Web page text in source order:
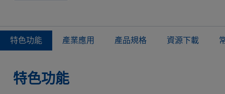
特色功能​ 產業應用 產品規格 資源下載
特色功能